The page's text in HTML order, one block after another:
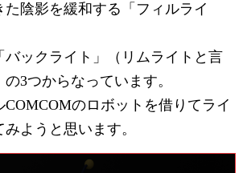
陰影を緩和する「フィルライ
バックライト」（リムライトと言
3つからなっています。
のロボットを借りてライ
ようと思います。